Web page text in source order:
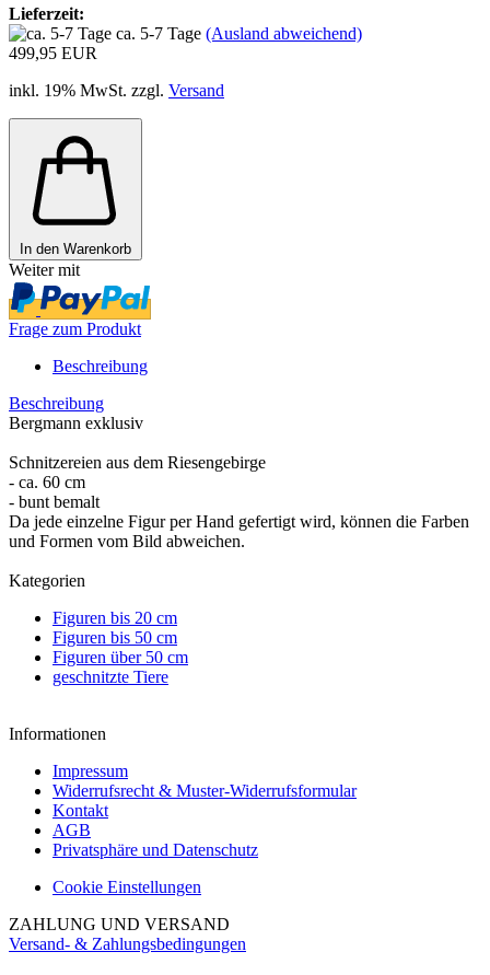
Lieferzeit:
ca. 5-7 Tage (Ausland abweichend)
499,95 EUR
inkl. 19% MwSt. zzgl. Versand
In den Warenkorb
Weiter mit
Frage zum Produkt
Beschreibung
Beschreibung
Bergmann exklusiv
Schnitzereien aus dem Riesengebirge
- ca. 60 cm
- bunt bemalt
Da jede einzelne Figur per Hand gefertigt wird, können die Farben
und Formen vom Bild abweichen.
Kategorien
Figuren bis 20 cm
Figuren bis 50 cm
Figuren über 50 cm
geschnitzte Tiere
Informationen
Impressum
Widerrufsrecht & Muster-Widerrufsformular
Kontakt
AGB
Privatsphäre und Datenschutz
Cookie Einstellungen
ZAHLUNG UND VERSAND
Versand- & Zahlungsbedingungen